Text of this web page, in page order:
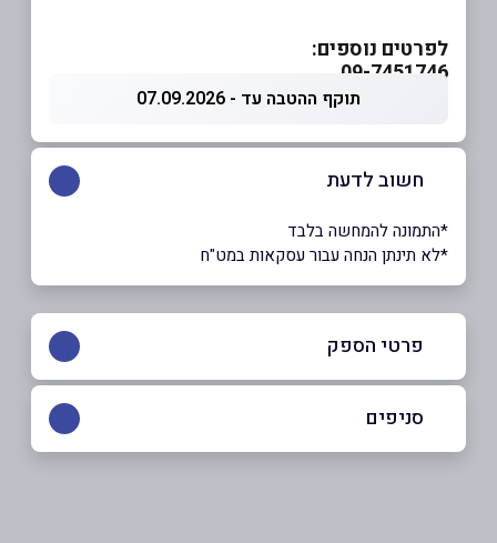
לפרטים נוספים:
09-7451746
תוקף ההטבה עד - 07.09.2026
חשוב לדעת
*התמונה להמחשה בלבד
*לא תינתן הנחה עבור עסקאות במט"ח
פרטי הספק
סניפים